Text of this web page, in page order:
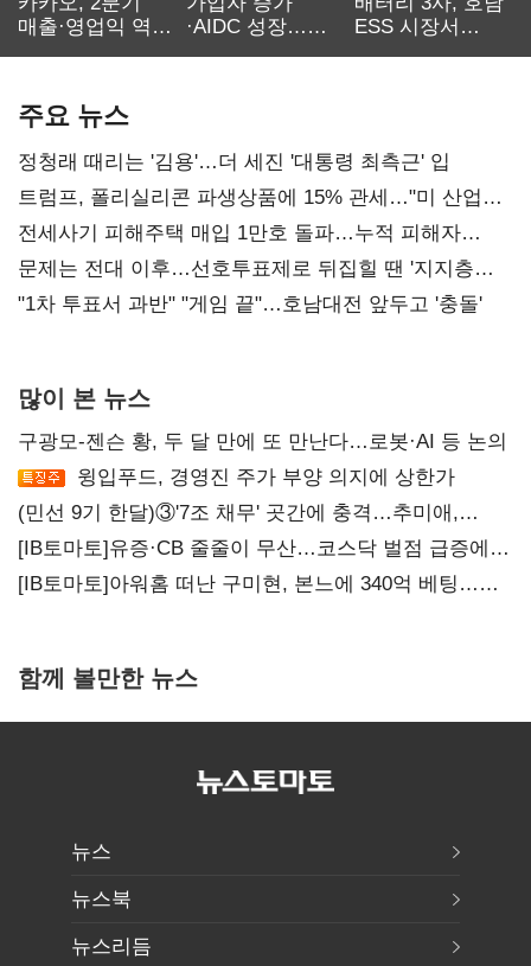
매출·영업익 역대
·AIDC 성장…
ESS 시장서
주요 뉴스
정청래 때리는 '김용'…더 세진 '대통령 최측근' 입
트럼프, 폴리실리콘 파생상품에 15% 관세…"미 산업
재건"
전세사기 피해주택 매입 1만호 돌파…누적 피해자
4만278명
문제는 전대 이후…선호투표제로 뒤집힐 땐 '지지층
불복'
"1차 투표서 과반" "게임 끝"…호남대전 앞두고 '충돌'
많이 본 뉴스
구광모-젠슨 황, 두 달 만에 또 만난다…로봇·AI 등 논의
윙입푸드, 경영진 주가 부양 의지에 상한가
(민선 9기 한달)③'7조 채무' 곳간에 충격…추미애,
20년만에 '비상재정' 선언 승부수
[IB토마토]유증·CB 줄줄이 무산…코스닥 벌점 급증에
상폐 압박
[IB토마토]아워홈 떠난 구미현, 본느에 340억 베팅…
함께 볼만한 뉴스
뉴스
뉴스북
뉴스리듬